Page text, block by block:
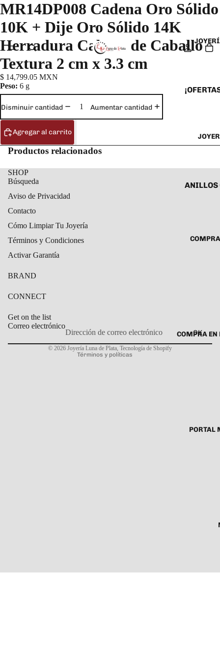
DIJES Y
SET DE
ANILLOS
COMPRA EN
PORTAL
MR14DP008 Cadena Oro Sólido
10K + Dije Oro Sólido 14K
Herradura Cabeza de Caballo
Textura 2 cm x 3.3 cm
$ 14,799.05 MXN
Peso: 6 g
Disminuir cantidad Aumentar cantidad
Agregar al carrito
Productos relacionados
SHOP
Búsqueda
Aviso de Privacidad
Contacto
Cómo Limpiar Tu Joyería
Términos y Condiciones
Activar Garantía
BRAND
CONNECT
Get on the list
Correo electrónico
OK
© 2026 Joyería Luna de Plata Tecnología de Shopify
Términos y políticas
Política de privacidad